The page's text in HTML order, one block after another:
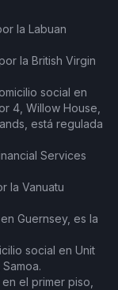
la Labuan
la British Virgin
social en
4, Willow House,
está regulada
Services
la Vanuatu
Guernsey, es la
social en Unit
el primer piso,